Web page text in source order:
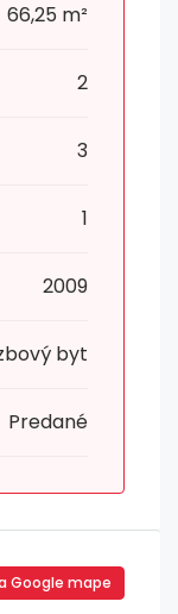
66,25 m²
2
3
1
2009
byt
Predané
Google mape